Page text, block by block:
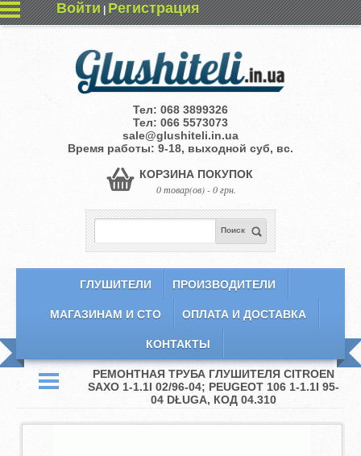
Войти|Регистрация
Тел: 068 3899326
Тел: 066 5573073
sale@glushiteli.in.ua
Время работы: 9-18, выходной суб, вс.
КОРЗИНА ПОКУПОК
0 товар(ов) - 0 грн.
Поиск
ГЛУШИТЕЛИ ПРОИЗВОДИТЕЛИ
МАГАЗИНАМ И СТО ОПЛАТА И ДОСТАВКА
КОНТАКТЫ
РЕМОНТНАЯ ТРУБА ГЛУШИТЕЛЯ CITROEN
SAXO 1-1.1I 02/96-04; PEUGEOT 106 1-1.1I 95-
04 DŁUGA, КОД 04.310